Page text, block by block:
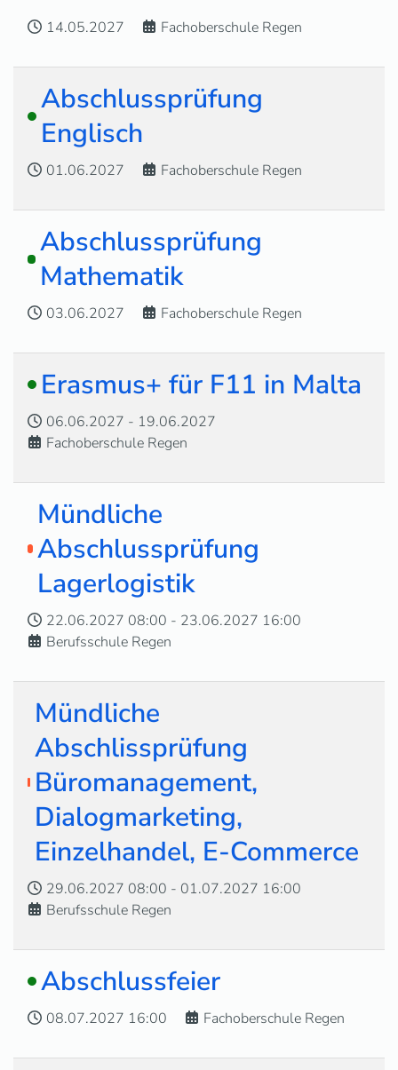
14.05.2027 Fachoberschule Regen
Abschlussprüfung
Englisch
01.06.2027 Fachoberschule Regen
Abschlussprüfung
Mathematik
03.06.2027 Fachoberschule Regen
Erasmus+ für F11 in Malta
06.06.2027 - 19.06.2027
Fachoberschule Regen
Mündliche
Abschlussprüfung
Lagerlogistik
22.06.2027 08:00 - 23.06.2027 16:00
Berufsschule Regen
Mündliche
Abschlissprüfung
Büromanagement,
Dialogmarketing,
Einzelhandel, E-Commerce
29.06.2027 08:00 - 01.07.2027 16:00
Berufsschule Regen
Abschlussfeier
08.07.2027 16:00 Fachoberschule Regen